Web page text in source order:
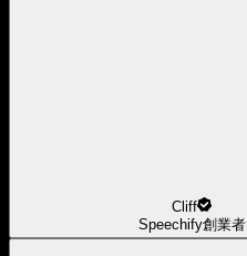
Cliff
Speechify創業者